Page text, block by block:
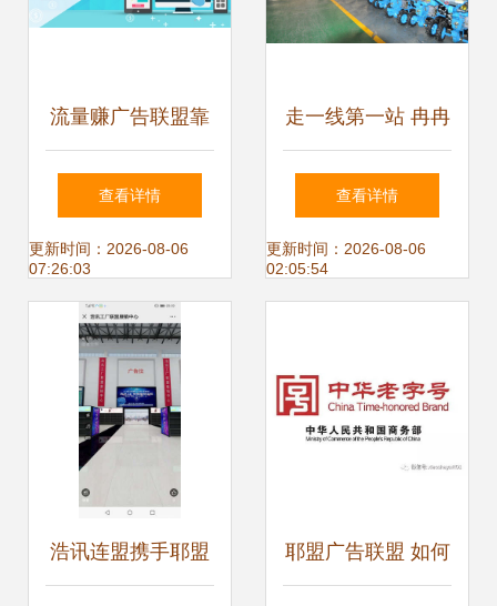
流量赚广告联盟靠
谱吗？- 从网站营
销角度解析耶盟广
告联盟
查看详情
更新时间：2026-08-06
07:26:03
走一线第一站 冉冉
上升的四川刚毅 耶
盟广告联盟
查看详情
更新时间：2026-08-06
02:05:54
浩讯连盟携手耶盟 耶盟广告联盟 如何